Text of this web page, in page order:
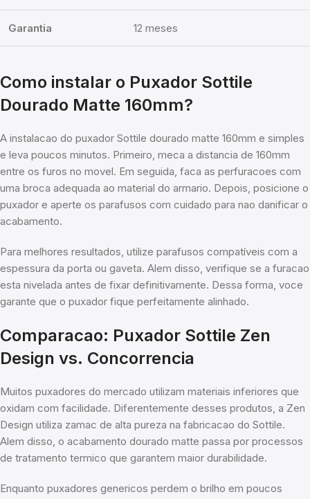
Garantia 12 meses
Como instalar o Puxador Sottile
Dourado Matte 160mm?
A instalacao do puxador Sottile dourado matte 160mm e simples
e leva poucos minutos. Primeiro, meca a distancia de 160mm
entre os furos no movel. Em seguida, faca as perfuracoes com
uma broca adequada ao material do armario. Depois, posicione o
puxador e aperte os parafusos com cuidado para nao danificar o
acabamento.
Para melhores resultados, utilize parafusos compatíveis com a
espessura da porta ou gaveta. Alem disso, verifique se a furacao
esta nivelada antes de fixar definitivamente. Dessa forma, voce
garante que o puxador fique perfeitamente alinhado.
Comparacao: Puxador Sottile Zen
Design vs. Concorrencia
Muitos puxadores do mercado utilizam materiais inferiores que
oxidam com facilidade. Diferentemente desses produtos, a Zen
Design utiliza zamac de alta pureza na fabricacao do Sottile.
Alem disso, o acabamento dourado matte passa por processos
de tratamento termico que garantem maior durabilidade.
Enquanto puxadores genericos perdem o brilho em poucos